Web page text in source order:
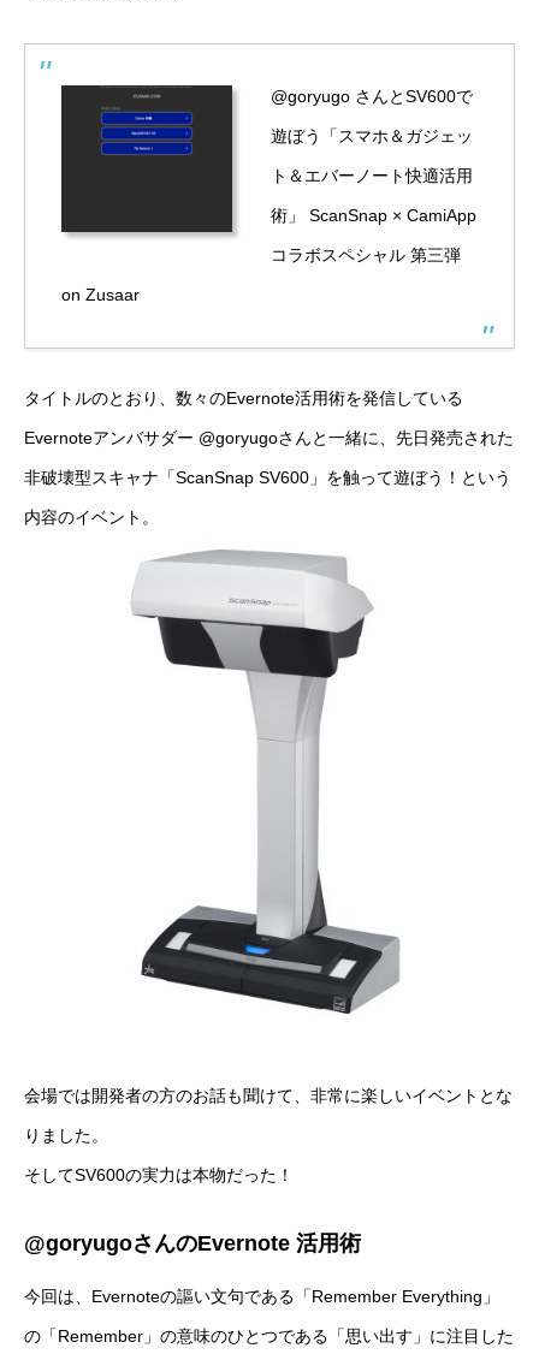
@goryugo さんとSV600で
遊ぼう「スマホ＆ガジェッ
ト＆エバーノート快適活用
術」 ScanSnap × CamiApp
コラボスペシャル 第三弾
on Zusaar
タイトルのとおり、数々のEvernote活用術を発信している
Evernoteアンバサダー @goryugoさんと一緒に、先日発売された
非破壊型スキャナ「ScanSnap SV600 」を触って遊ぼう！という
内容のイベント。
会場では開発者の方のお話も聞けて、非常に楽しいイベントとな
りました。
そしてSV600の実力は本物だった！
@goryugoさんのEvernote 活用術
今回は、Evernoteの謳い文句である「Remember Everything」
の「Remember」の意味のひとつである「思い出す」に注目した